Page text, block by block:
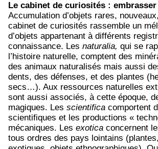
Le cabinet de curiosités :
Accumulation d’objets rares,
cabinet de curiosités rassemble un
d’objets appartenant à différents
connaissance. Les naturalia, qui se
l’histoire naturelle, comptent des
des animaux naturalisés mais aussi
dents, des défenses, et des plantes
secs…). Aux ressources naturelles
sont aussi associés, à cette époque,
magiques. Les scientifica comportent
scientifiques et les productions «
mécaniques. Les exotica concernent
tous ordres des pays lointains